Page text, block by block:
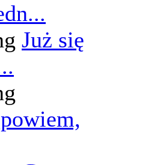
Już się